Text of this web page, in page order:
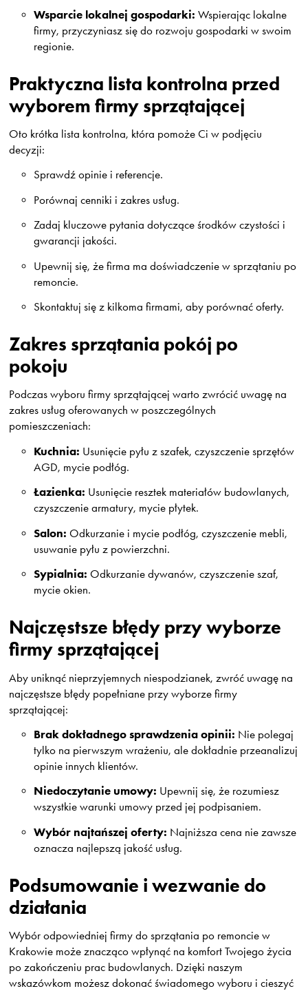
Wsparcie lokalnej gospodarki: Wspierając lokalne
firmy, przyczyniasz się do rozwoju gospodarki w swoim
regionie.
Praktyczna lista kontrolna przed
wyborem firmy sprzątającej
Oto krótka lista kontrolna, która pomoże Ci w podjęciu
decyzji:
Sprawdź opinie i referencje.
Porównaj cenniki i zakres usług.
Zadaj kluczowe pytania dotyczące środków czystości i
gwarancji jakości.
Upewnij się, że firma ma doświadczenie w sprzątaniu po
remoncie.
Skontaktuj się z kilkoma firmami, aby porównać oferty.
Zakres sprzątania pokój po
pokoju
Podczas wyboru firmy sprzątającej warto zwrócić uwagę na
zakres usług oferowanych w poszczególnych
pomieszczeniach:
Kuchnia: Usunięcie pyłu z szafek, czyszczenie sprzętów
AGD, mycie podłóg.
Łazienka: Usunięcie resztek materiałów budowlanych,
czyszczenie armatury, mycie płytek.
Salon: Odkurzanie i mycie podłóg, czyszczenie mebli,
usuwanie pyłu z powierzchni.
Sypialnia: Odkurzanie dywanów, czyszczenie szaf,
mycie okien.
Najczęstsze błędy przy wyborze
firmy sprzątającej
Aby uniknąć nieprzyjemnych niespodzianek, zwróć uwagę na
najczęstsze błędy popełniane przy wyborze firmy
sprzątającej:
Brak dokładnego sprawdzenia opinii: Nie polegaj
tylko na pierwszym wrażeniu, ale dokładnie przeanalizuj
opinie innych klientów.
Niedoczytanie umowy: Upewnij się, że rozumiesz
wszystkie warunki umowy przed jej podpisaniem.
Wybór najtańszej oferty: Najniższa cena nie zawsze
oznacza najlepszą jakość usług.
Podsumowanie i wezwanie do
działania
Wybór odpowiedniej firmy do sprzątania po remoncie w
Krakowie może znacząco wpłynąć na komfort Twojego życia
po zakończeniu prac budowlanych. Dzięki naszym
wskazówkom możesz dokonać świadomego wyboru i cieszyć